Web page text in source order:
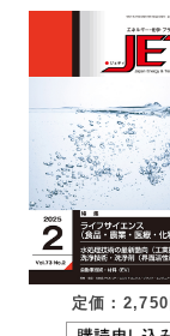
定価：2,750